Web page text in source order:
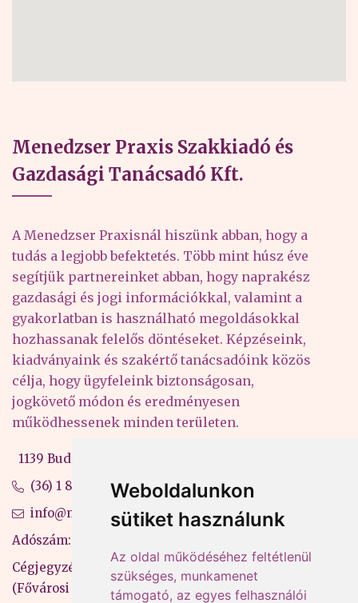
Weboldalunkon
sütiket használunk
Az oldal működéséhez feltétlenül
szükséges, munkamenet
támogató, az egyes felhasználói
Menedzser Praxis Szakkiadó és
Gazdasági Tanácsadó Kft.
A Menedzser Praxisnál hiszünk abban, hogy a
tudás a legjobb befektetés. Több mint húsz éve
segítjük partnereinket abban, hogy naprakész
gazdasági és jogi információkkal, valamint a
gyakorlatban is használható megoldásokkal
hozhassanak felelős döntéseket. Képzéseink,
kiadványaink és szakértő tanácsadóink közös
célja, hogy ügyfeleink biztonságosan,
jogkövető módon és eredményesen
működhessenek minden területen.
1139 Budapest, Váci út 99-105. 4. em.
(36) 1 880 76 00
info@mprx.hu
Adószám: 13598145-2-41
Cégjegyzékszám: 01-09-883770
(Fővárosi Bíróság)